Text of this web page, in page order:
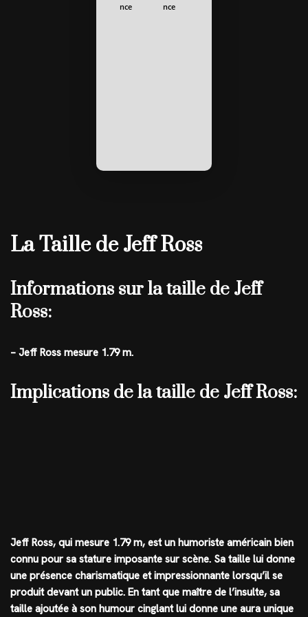
nce
nce
La Taille de Jeff Ross
Informations sur la taille de Jeff
Ross:
– Jeff Ross mesure 1.79 m.
Implications de la taille de Jeff Ross:
Jeff Ross, qui mesure 1.79 m, est un humoriste américain bien
connu pour sa stature imposante sur scène. Sa taille lui donne
une présence charismatique et impressionnante lorsqu’il se
produit devant un public. En tant que maître de l’insulte, sa
taille ajoutée à son humour cinglant lui donne une aura unique